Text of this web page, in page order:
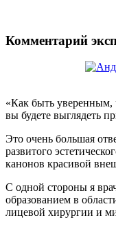
Комментарий
«Как быть уверенным,
вы будете выглядеть
Это очень большая
развитого
канонов красивой
С одной стороны я
образованием в
лицевой хирургии и